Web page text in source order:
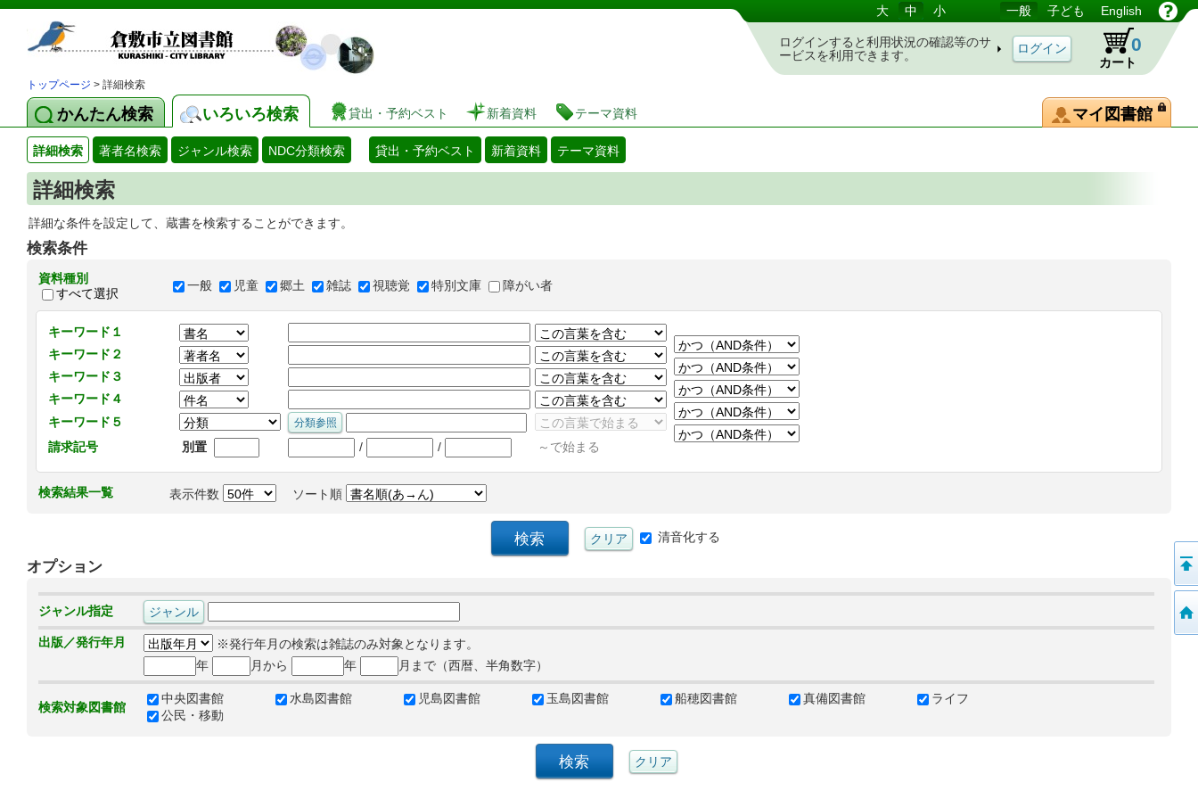
図書館 蔵書検索・予約システム 大 中 小 一般 子ども English
ログインすると利用状況の確認等のサ
ービスを利用できます。
カート
0
トップページ > 詳細検索
かんたん検索 いろいろ検索 貸出・予約ベスト 新着資料 テーマ資料 マイ図書館
詳細検索 著者名検索 ジャンル検索 NDC分類検索 貸出・予約ベスト 新着資料 テーマ資料
詳細検索
詳細な条件を設定して、蔵書を検索することができます。
検索条件
資料種別
すべて選択
一般 児童 郷土 雑誌 視聴覚 特別文庫 障がい者
キーワード１
キーワード２
キーワード３
キーワード４
キーワード５
請求記号
別置 / / ～で始まる
検索結果一覧 表示件数 ソート順
清音化する
オプション
ジャンル指定
出版／発行年月
※発行年月の検索は雑誌のみ対象となります。
年
月から 年 月まで（西暦、半角数字）
検索対象図書館
中央図書館 水島図書館 児島図書館 玉島図書館 船穂図書館 真備図書館
ライフ
公民・移動